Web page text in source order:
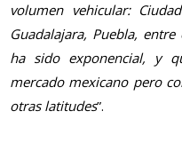
volumen vehicular:
Guadalajara, Puebla,
ha sido exponencial, y
mercado mexicano pero
otras latitudes”.